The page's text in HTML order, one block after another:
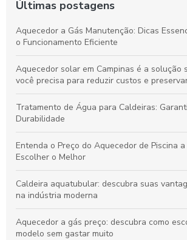
Últimas postagens
Aquecedor a Gás Manutenção: Dicas
o Funcionamento Eficiente
Aquecedor solar em Campinas é a solução
você precisa para reduzir custos e
Tratamento de Água para Caldeiras:
Durabilidade
Entenda o Preço do Aquecedor de Piscina a
Escolher o Melhor
Caldeira aquatubular: descubra suas
na indústria moderna
Aquecedor a gás preço: descubra como
modelo sem gastar muito